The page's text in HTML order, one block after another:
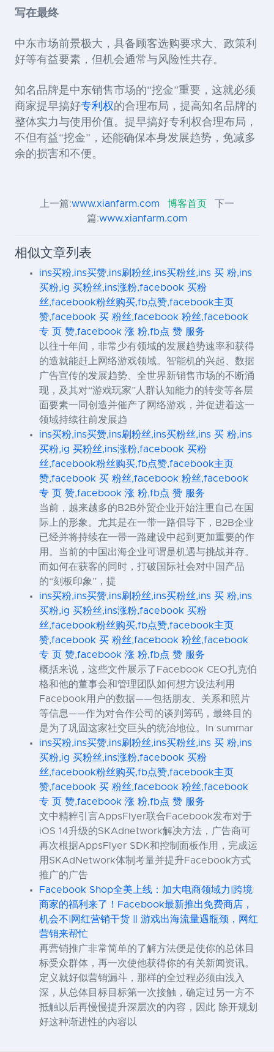
写在最终
中东市场前景极大，具备顾客选购要求大、政策利
好等有益要素，但机会通常与风险性共存。
知名品牌是中东销售市场的“挖金”重要，这就必须
商家提早搞好专利权的合理布局， 提高知名品牌的
整体实力与使用价值。 提早搞好专利权合理布局，
不但有益“挖金”，还能确保本身发展趋势，免减多
余的损害和不便。
上一篇:www.xianfarm.com 博客首页
下一
篇:www.xianfarm.com
相似文章列表
ins买粉,ins买赞,ins刷粉丝,ins买粉丝,ins 买 粉,ins
买粉,ig 买粉丝,ins涨粉,facebook 买粉
丝,facebook粉丝购买,fb点赞,facebook主页
赞,facebook 买 粉丝,facebook 粉丝,facebook
专 页 赞,facebook 涨 粉,fb点 赞 服务
以往十年间，非常少有领域的发展趋势速率和获得
的造就能赶上网络游戏领域。智能机的兴起、数据
广告宣传的发展趋势、全世界新销售市场的不断涌
现，及其对“游戏玩家”人群认知能力的转变等各层
面要素一同创造并催产了网络游戏，并促进着这一
领域持续往前发展趋
ins买粉,ins买赞,ins刷粉丝,ins买粉丝,ins 买 粉,ins
买粉,ig 买粉丝,ins涨粉,facebook 买粉
丝,facebook粉丝购买,fb点赞,facebook主页
赞,facebook 买 粉丝,facebook 粉丝,facebook
专 页 赞,facebook 涨 粉,fb点 赞 服务
当前，越来越多的B2B外贸企业开始注重自己在国
际上的形象。尤其是在一带一路倡导下，B2B企业
已经并将持续在一带一路建设中起到更加重要的作
用。当前的中国出海企业可谓是机遇与挑战并存。
而如何在获客的同时，打破国际社会对中国产品
的“刻板印象”，提
ins买粉,ins买赞,ins刷粉丝,ins买粉丝,ins 买 粉,ins
买粉,ig 买粉丝,ins涨粉,facebook 买粉
丝,facebook粉丝购买,fb点赞,facebook主页
赞,facebook 买 粉丝,facebook 粉丝,facebook
专 页 赞,facebook 涨 粉,fb点 赞 服务
概括来说，这些文件展示了Facebook CEO扎克伯
格和他的董事会和管理团队如何想方设法利用
Facebook用户的数据——包括朋友、关系和照片
等信息——作为对合作公司的谈判筹码，最终目的
是为了巩固这家社交巨头的统治地位。In summar
ins买粉,ins买赞,ins刷粉丝,ins买粉丝,ins 买 粉,ins
买粉,ig 买粉丝,ins涨粉,facebook 买粉
丝,facebook粉丝购买,fb点赞,facebook主页
赞,facebook 买 粉丝,facebook 粉丝,facebook
专 页 赞,facebook 涨 粉,fb点 赞 服务
文中精粹引言AppsFlyer联合Facebook发布对于
iOS 14升级的SKAdnetwork解决方法，广告商可
再次根据AppsFlyer SDK和控制面板作用，完成运
用SKAdNetwork体制考量并提升Facebook方式
推广的广告
Facebook Shop全美上线：加大电商领域力|跨境
商家的福利来了！Facebook最新推出免费商店，
机会不|网红营销干货 || 游戏出海流量遇瓶颈，网红
营销来帮忙
再营销推广非常简单的了解方法便是使你的总体目
标受众群体，再一次使他获得你的有关新闻资讯。
定义就好似营销漏斗，那样的全过程必须由浅入
深，从总体目标目标第一次接触，确定过另一方不
抵触以后再慢慢提升深层次的內容，因此 除开规划
好这种渐进性的內容以